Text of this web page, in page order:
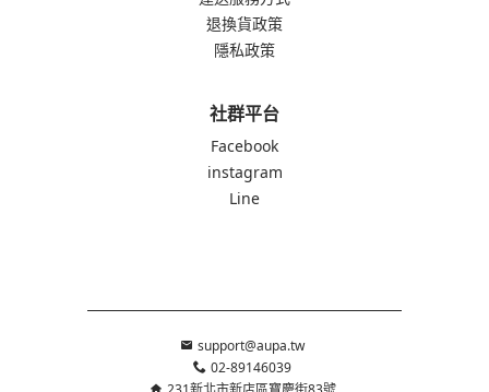
退換貨政策
隱私政策
社群平台
Facebook
instagram
Line
support@aupa.tw
02-89146039